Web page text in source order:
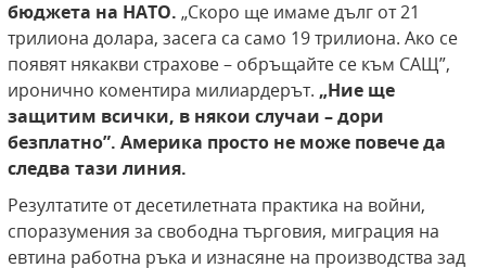
бюджета на НАТО. „Скоро ще имаме дълг от 21
трилиона долара, засега са само 19 трилиона. Ако се
появят някакви страхове – обръщайте се към САЩ”,
иронично коментира милиардерът. „Ние ще
защитим всички, в някои случаи – дори
безплатно”. Америка просто не може повече да
следва тази линия.
Резултатите от десетилетната практика на войни,
споразумения за свободна търговия, миграция на
евтина работна ръка и изнасяне на производства зад